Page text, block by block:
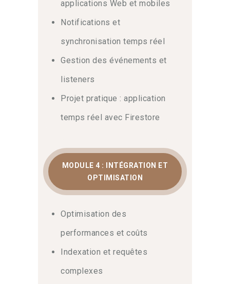
retour en poste.
applications Web et mobiles
Notifications et
synchronisation temps réel
Gestion des événements et
listeners
Projet pratique : application
temps réel avec Firestore
MODULE 4 : INTÉGRATION ET
OPTIMISATION
Optimisation des
performances et coûts
Indexation et requêtes
complexes